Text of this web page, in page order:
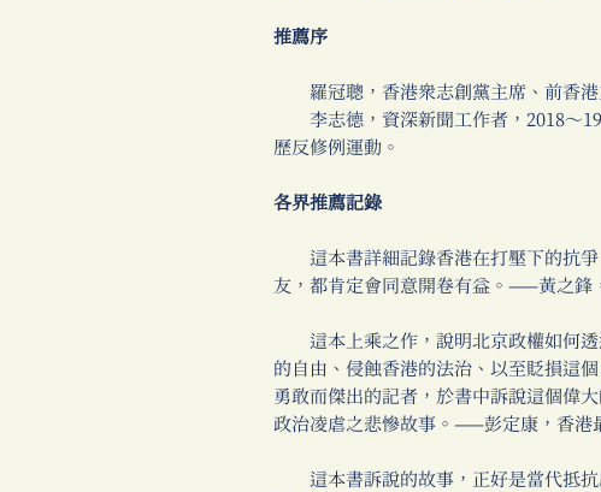
推薦序
羅冠聰，香港眾志創黨主席、前香港
李志德，資深新聞工作者，2018～19
歷反修例運動。
各界推薦記錄
這本書詳細記錄香港在打壓下的抗爭
友，都肯定會同意開卷有益。——黃之鋒
這本上乘之作，說明北京政權如何透
的自由、侵蝕香港的法治、以至貶損這
勇敢而傑出的記者，於書中訴說這個偉
政治凌虐之悲慘故事。——彭定康，香港
這本書訴說的故事，正好是當代抵抗